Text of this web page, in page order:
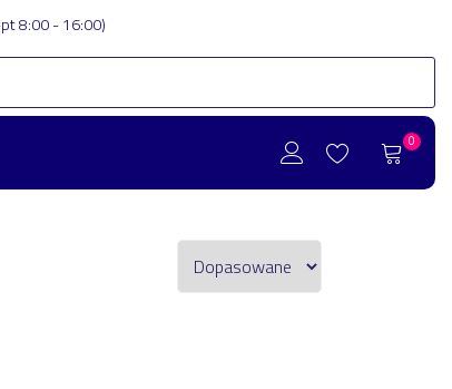
8:00 - 16:00)
0